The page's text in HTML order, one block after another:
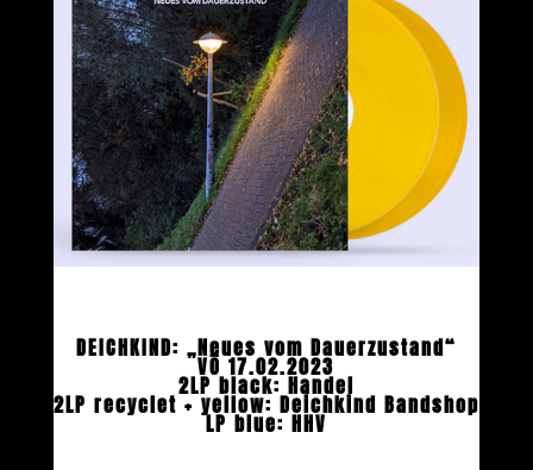
DEICHKIND: „Neues vom Dauerzustand“
VÖ 17.02.2023
2LP black: Handel
2LP recyclet + yellow: Deichkind Bandshop
LP blue: HHV